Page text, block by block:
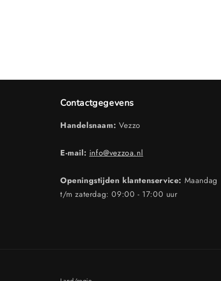
Contactgegevens
Handelsnaam: Vezzo
E-mail: info@vezzoa.nl
Openingstijden klantenservice: Maandag
t/m zaterdag: 09:00 - 17:00 uur